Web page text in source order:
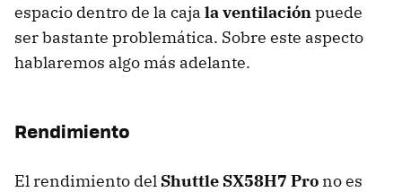
espacio dentro de la caja la ventilaciónpuede
ser bastante problemática. Sobre este aspecto
hablaremos algo más adelante.
Rendimiento
El rendimiento del Shuttle SX58H7 Pro no es